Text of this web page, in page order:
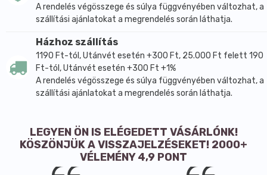
A rendelés végösszege és súlya függvényében változhat, a
szállítási ajánlatokat a megrendelés során láthatja.
Házhoz szállítás
1190 Ft-tól, Utánvét esetén +300 Ft, 25.000 Ft felett 190
Ft-tól, Utánvét esetén +300 Ft +1%
A rendelés végösszege és súlya függvényében változhat, a
szállítási ajánlatokat a megrendelés során láthatja.
LEGYEN ÖN IS ELÉGEDETT VÁSÁRLÓNK!
KÖSZÖNJÜK A VISSZAJELZÉSEKET! 2000+
VÉLEMÉNY 4,9 PONT